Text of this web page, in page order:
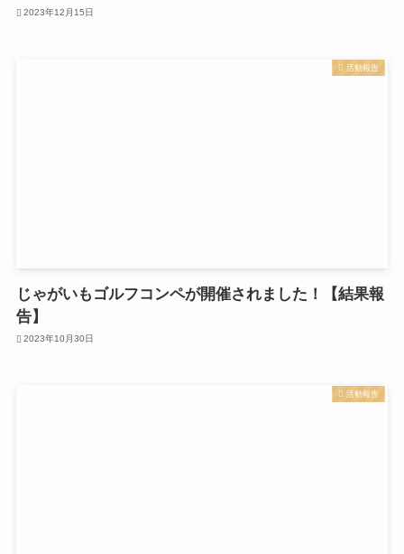
2023年12月15日
活動報告
じゃがいもゴルフコンペが開催されました！【結果報
告】
2023年10月30日
活動報告